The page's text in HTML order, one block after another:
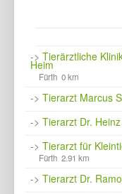
-> Tierärztliche
Heim
Fürth 0 km
-> Tierarzt Marcus
-> Tierarzt Dr.
-> Tierarzt für
Fürth 2.91 km
-> Tierarzt Dr.